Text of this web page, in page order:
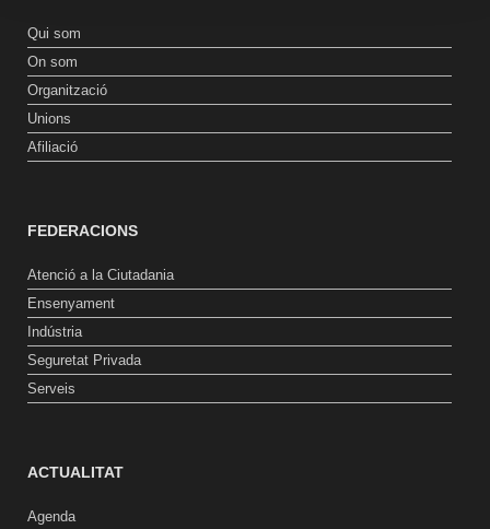
Qui som
On som
Organització
Unions
Afiliació
FEDERACIONS
Atenció a la Ciutadania
Ensenyament
Indústria
Seguretat Privada
Serveis
ACTUALITAT
Agenda